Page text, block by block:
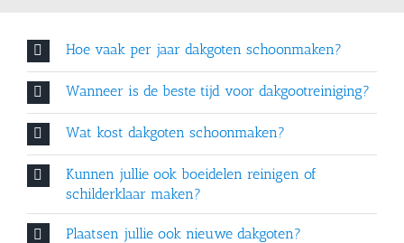
Hoe vaak per jaar dakgoten schoonmaken?
Wanneer is de beste tijd voor dakgootreiniging?
Wat kost dakgoten schoonmaken?
Kunnen jullie ook boeidelen reinigen of
schilderklaar maken?
Plaatsen jullie ook nieuwe dakgoten?